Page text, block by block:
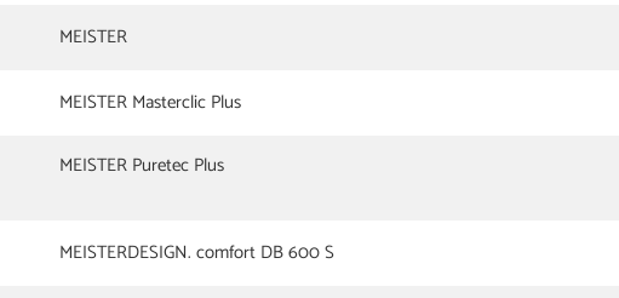
MEISTER
MEISTER Masterclic Plus
MEISTER Puretec Plus
MEISTERDESIGN. comfort DB 600 S